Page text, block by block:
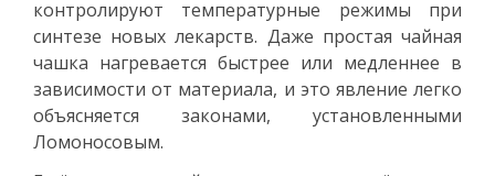
контролируют температурные режимы при
синтезе новых лекарств. Даже простая чайная
чашка нагревается быстрее или медленнее в
зависимости от материала, и это явление легко
объясняется законами, установленными
Ломоносовым.